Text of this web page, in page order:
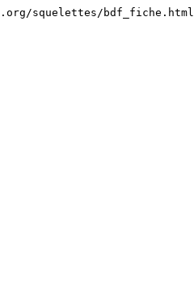
squelettes/bdf_fiche.html